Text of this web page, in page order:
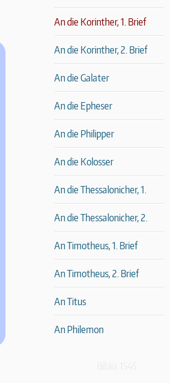
An die Korinther, 1. Brief
An die Korinther, 2. Brief
An die Galater
An die Epheser
An die Philipper
An die Kolosser
An die Thessalonicher, 1.
An die Thessalonicher, 2.
An Timotheus, 1. Brief
An Timotheus, 2. Brief
An Titus
An Philemon